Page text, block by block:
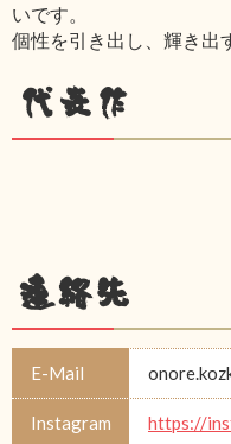
いです。
個性を引き出し、輝き出
代表作
連絡先
E-Mail
Instagram https://